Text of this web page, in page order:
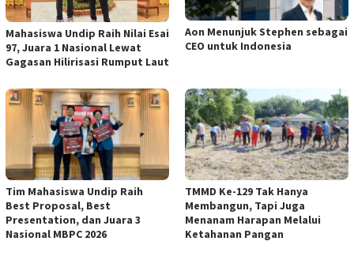
Mahasiswa Undip Raih Nilai Esai
97, Juara 1 Nasional Lewat
Gagasan Hilirisasi Rumput Laut
Aon Menunjuk Stephen sebagai
CEO untuk Indonesia
Tim Mahasiswa Undip Raih
Best Proposal, Best
Presentation, dan Juara 3
Nasional MBPC 2026
TMMD Ke-129 Tak Hanya
Membangun, Tapi Juga
Menanam Harapan Melalui
Ketahanan Pangan